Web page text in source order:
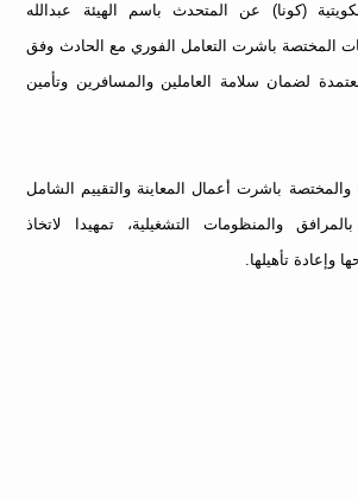
(كونا) عن المتحدث باسم الهيئة عبدالله
المختصة باشرت التعامل الفوري مع الحادث وفق
لضمان سلامة العاملين والمسافرين وتأمين
باشرت أعمال المعاينة والتقييم الشامل
والمنظومات التشغيلية، تمهيدا لاتخاذ
وإعادة تأهيلها.